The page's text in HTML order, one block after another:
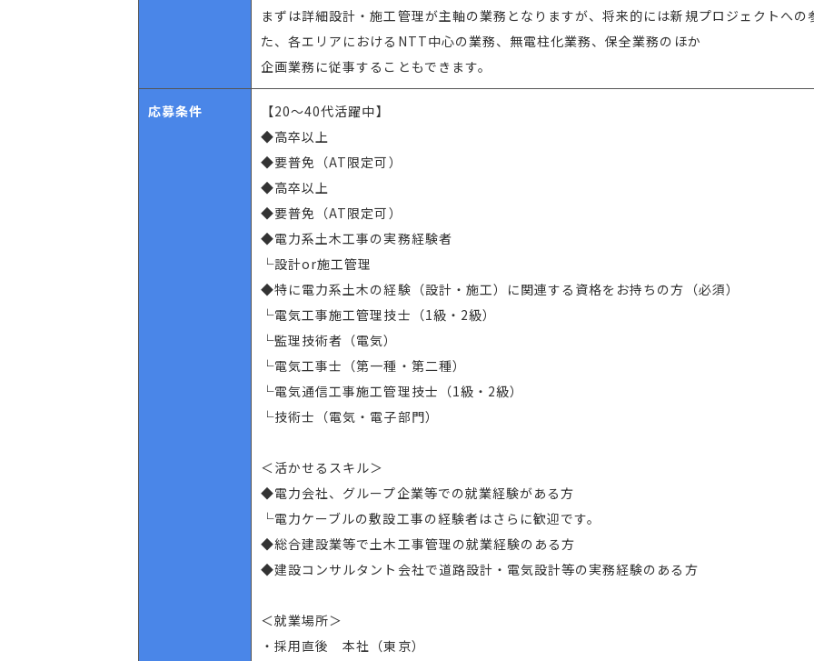
まずは詳細設計・施工管理が主軸の業務となりますが、将来的には新規プロジェクトへ
た、各エリアにおけるNTT中心の業務、無電柱化業務、保全業務のほか
企画業務に従事することもできます。
応募条件
【20～40代活躍中】
◆高卒以上
◆要普免（AT限定可）
◆高卒以上
◆要普免（AT限定可）
◆電力系土木工事の実務経験者
└設計or施工管理
◆特に電力系土木の経験（設計・施工）に関連する資格をお持ちの方（必須）
└電気工事施工管理技士（1級・2級）
└監理技術者（電気）
└電気工事士（第一種・第二種）
└電気通信工事施工管理技士（1級・2級）
└技術士（電気・電子部門）
＜活かせるスキル＞
◆電力会社、グループ企業等での就業経験がある方
└電力ケーブルの敷設工事の経験者はさらに歓迎です。
◆総合建設業等で土木工事管理の就業経験のある方
◆建設コンサルタント会社で道路設計・電気設計等の実務経験のある方
＜就業場所＞
・採用直後 本社（東京）